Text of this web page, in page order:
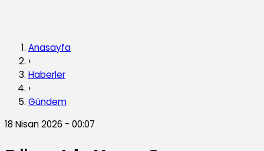
Anasayfa
›
Haberler
›
Gündem
18 Nisan 2026 - 00:07